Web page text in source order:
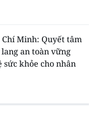
Minh: Quyết tâm
an toàn vững
sức khỏe cho nhân